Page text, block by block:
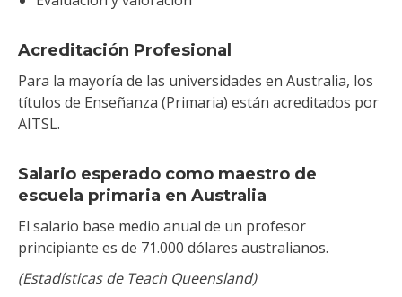
Acreditación Profesional
Para la mayoría de las universidades en Australia, los
títulos de Enseñanza (Primaria) están acreditados por
AITSL.
Salario esperado como maestro de
escuela primaria en Australia
El salario base medio anual de un profesor
principiante es de 71.000 dólares australianos.
(Estadísticas de Teach Queensland)